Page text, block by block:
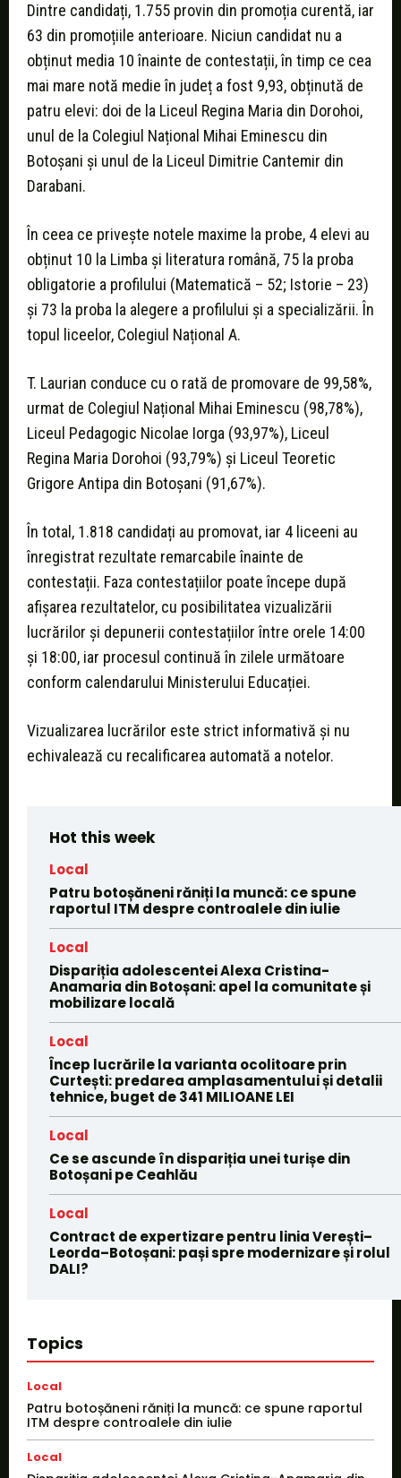
Dintre candidați, 1.755 provin din promoția curentă, iar
63 din promoțiile anterioare. Niciun candidat nu a
obținut media 10 înainte de contestații, în timp ce cea
mai mare notă medie în județ a fost 9,93, obținută de
patru elevi: doi de la Liceul Regina Maria din Dorohoi,
unul de la Colegiul Național Mihai Eminescu din
Botoșani și unul de la Liceul Dimitrie Cantemir din
Darabani.
În ceea ce privește notele maxime la probe, 4 elevi au
obținut 10 la Limba și literatura română, 75 la proba
obligatorie a profilului (Matematică – 52; Istorie – 23)
și 73 la proba la alegere a profilului și a specializării. În
topul liceelor, Colegiul Național A.
T. Laurian conduce cu o rată de promovare de 99,58%,
urmat de Colegiul Național Mihai Eminescu (98,78%),
Liceul Pedagogic Nicolae Iorga (93,97%), Liceul
Regina Maria Dorohoi (93,79%) și Liceul Teoretic
Grigore Antipa din Botoșani (91,67%).
În total, 1.818 candidați au promovat, iar 4 liceeni au
înregistrat rezultate remarcabile înainte de
contestații. Faza contestațiilor poate începe după
afișarea rezultatelor, cu posibilitatea vizualizării
lucrărilor și depunerii contestațiilor între orele 14:00
și 18:00, iar procesul continuă în zilele următoare
conform calendarului Ministerului Educației.
Vizualizarea lucrărilor este strict informativă și nu
echivalează cu recalificarea automată a notelor.
Hot this week
Local
Patru botoșăneni răniți la muncă: ce spune
raportul ITM despre controalele din iulie
Local
Dispariția adolescentei Alexa Cristina-
Anamaria din Botoșani: apel la comunitate și
mobilizare locală
Local
Încep lucrările la varianta ocolitoare prin
Curtești: predarea amplasamentului și detalii
tehnice, buget de 341 MILIOANE LEI
Local
Ce se ascunde în dispariția unei turișe din
Botoșani pe Ceahlău
Local
Contract de expertizare pentru linia Verești–
Leorda–Botoșani: pași spre modernizare și rolul
DALI?
Topics
Local
Patru botoșăneni răniți la muncă: ce spune raportul
ITM despre controalele din iulie
Local